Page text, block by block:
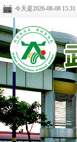
今天是2026-08-08